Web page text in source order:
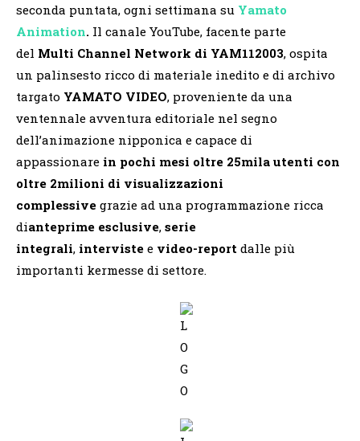
seconda puntata, ogni settimana su Yamato
Animation. Il canale YouTube, facente parte
del Multi Channel Network di YAM112003, ospita
un palinsesto ricco di materiale inedito e di archivo
targato YAMATO VIDEO, proveniente da una
ventennale avventura editoriale nel segno
dell’animazione nipponica e capace di
appassionare in pochi mesi oltre 25mila utenti con
oltre 2milioni di visualizzazioni
complessive grazie ad una programmazione ricca
dianteprime esclusive, serie
integrali, interviste e video-report dalle più
importanti kermesse di settore.